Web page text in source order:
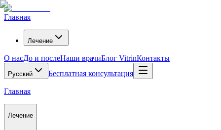
Главная
Лечение
О насДо и послеНаши врачиБлог VitrinКонтакты
Русский Бесплатная консультация
Главная
Лечение